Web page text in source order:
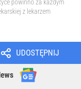
powinno za każdym
z lekarzem
UDOSTĘPNIJ